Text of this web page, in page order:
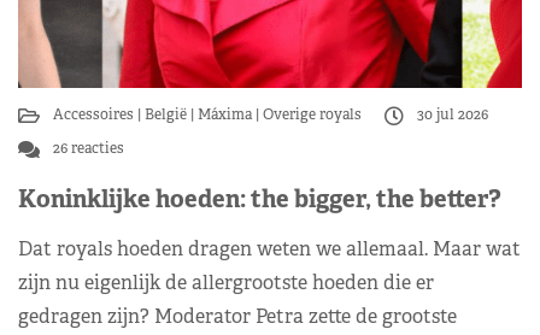
Accessoires België Máxima Overige royals
30 jul 2026
26 reacties
Koninklijke hoeden: the bigger, the better?
Dat royals hoeden dragen weten we allemaal. Maar wat
zijn nu eigenlijk de allergrootste hoeden die er
gedragen zijn? Moderator Petra zette de grootste